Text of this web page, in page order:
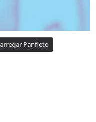
Panfleto